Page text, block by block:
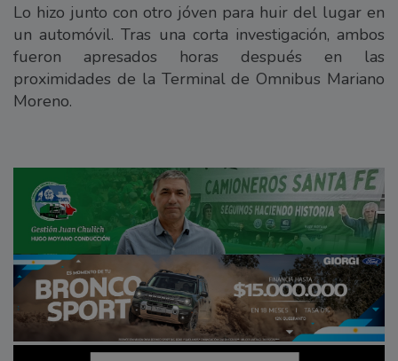
Lo hizo junto con otro jóven para huir del lugar en
un automóvil. Tras una corta investigación, ambos
fueron apresados horas después en las
proximidades de la Terminal de Omnibus Mariano
Moreno.